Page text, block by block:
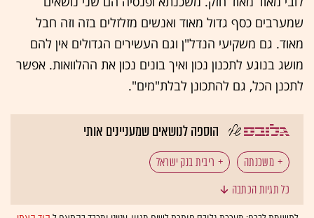
שמערבים כסף גדול מאוד ואנשים מזלזלים בזה וזה חבל
מאוד. גם משקיעי הנדל"ן וגם העשירים הגדולים אין להם
מושג בנוגע לתכנון נכון ואיך בונים נכון את ההלוואות. אפשר
לתכנן הכל, גם להתכונן לבלת"מים".
הוספה לנושאים שמעניינים אותי
משכנתה
ריבית בנק ישראל
כל תגיות הכתבה